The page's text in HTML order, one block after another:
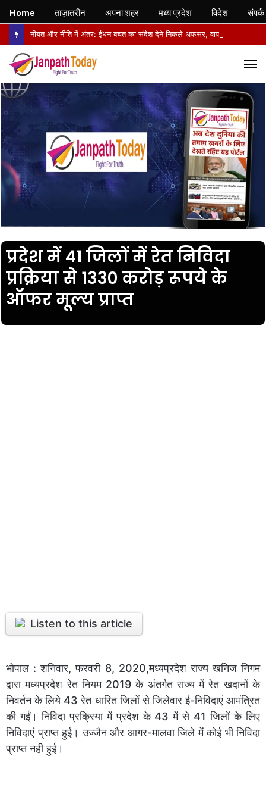
प्रदेश में 41 जिलों में रेत निविदा
प्रक्रिया से 1330 करोड़ रूपये के
ऑफर मूल्य प्राप्त
Listen to this article
भोपाल : शनिवार, फरवरी 8, 2020,मध्यप्रदेश राज्य खनिज निगम
द्वारा मध्यप्रदेश रेत नियम 2019 के अंतर्गत राज्य में रेत खदानों के
निवर्तन के लिये 43 रेत धारित जिलों से जिलेवार ई-निविदाएं आमंत्रित
की गईं। निविदा प्रक्रिया में प्रदेश के 43 में से 41 जिलों के लिए
निविदाएं प्राप्त हुई। उज्‍जैन और आगर-मालवा जिले में कोई भी निविदा
प्राप्‍त नही हुई।
Home ताज़ातरीन अपना शहर मध्य प्रदेश विदेश संपर्क